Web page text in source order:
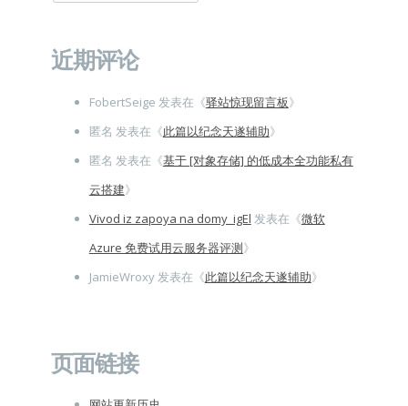
近期评论
FobertSeige 发表在《驿站惊现留言板》
匿名 发表在《此篇以纪念天遂辅助》
匿名 发表在《基于 [对象存储] 的低成本全功能私有
云搭建》
Vivod iz zapoya na domy_igEl 发表在《微软
Azure 免费试用云服务器评测》
JamieWroxy发表在《此篇以纪念天遂辅助》
页面链接